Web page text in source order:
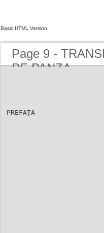
Basic HTML Version
Page 9 -
PE PANZA
PREFAȚA